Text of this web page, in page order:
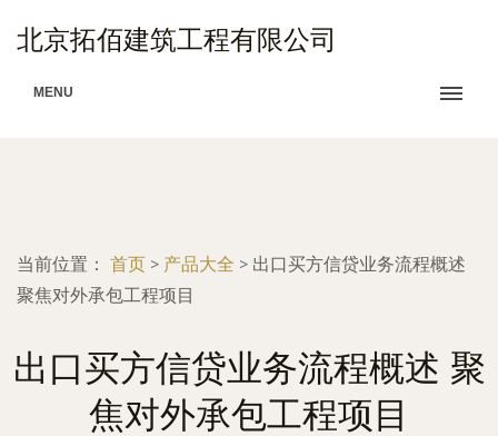
北京拓佰建筑工程有限公司
MENU
当前位置： 首页 > 产品大全 > 出口买方信贷业务流程概述
聚焦对外承包工程项目
出口买方信贷业务流程概述 聚
焦对外承包工程项目